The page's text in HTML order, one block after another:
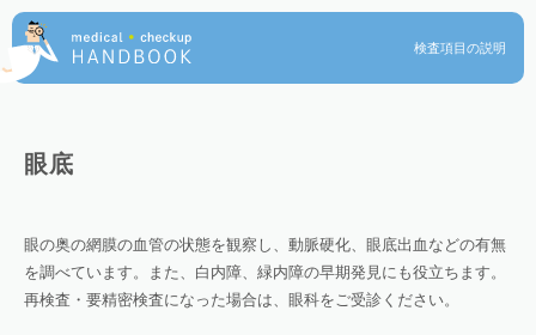
検査項目の説明
眼底
眼の奥の網膜の血管の状態を観察し、動脈硬化、眼底出血などの有無
を調べています。また、白内障、緑内障の早期発見にも役立ちます。
再検査・要精密検査になった場合は、眼科をご受診ください。